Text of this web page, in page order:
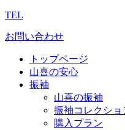
TEL
お問い合わせ
トップページ
山喜の安心
振袖
山喜の振袖
振袖コレクショ
購入プラン